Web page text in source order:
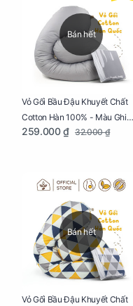
Bán hết
Vỏ Gối Bầu Đậu Khuyết Chất
Cotton Hàn 100% - Màu Ghi
Xám
259.000 ₫ 32.000 ₫
Bán hết
Vỏ Gối Bầu Đậu Khuyết Chất